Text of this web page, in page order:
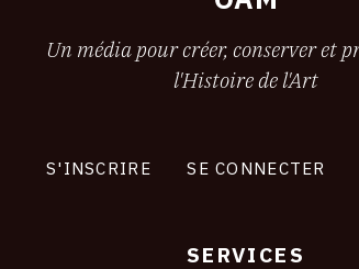
Un média pour créer, conserver et
l'Histoire de l'Art
S'INSCRIRE SE CONNECTER
SERVICES